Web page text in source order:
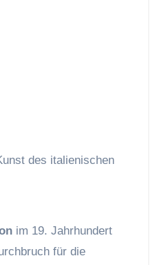
des italienischen
im 19. Jahrhundert
für die